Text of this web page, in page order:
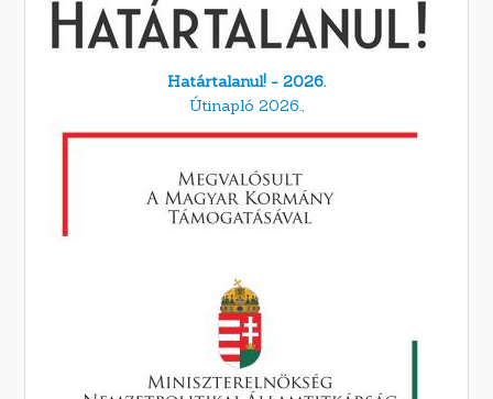
Határtalanul! - 2026.
Útinapló 2026.,